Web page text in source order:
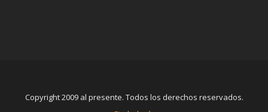
Copyright 2009 al presente. Todos los derechos reservados.